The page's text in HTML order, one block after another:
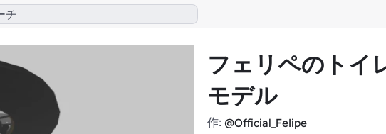
フェリペのトイ
モデル
作: @Official_FeIipe